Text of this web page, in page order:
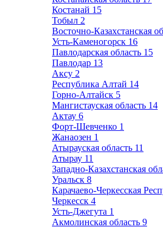
Костанай 15
Тобыл 2
Восточно-Казахстанская
Усть-Каменогорск 16
Павлодарская область 15
Павлодар 13
Аксу 2
Республика Алтай 14
Горно-Алтайск 5
Мангистауская область 14
Актау 6
Форт-Шевченко 1
Жанаозен 1
Атырауская область 11
Атырау 11
Западно-Казахстанская
Уральск 8
Карачаево-Черкесская
Черкесск 4
Усть-Джегута 1
Акмолинская область 9